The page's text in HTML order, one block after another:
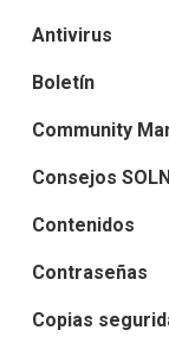
Antivirus
Boletín
Community
Consejos
Contenidos
Contraseñas
Copias